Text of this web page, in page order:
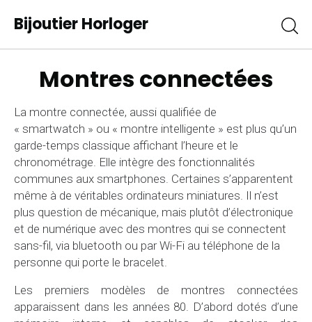
Bijoutier Horloger
Montres connectées
La montre connectée, aussi qualifiée de
« smartwatch » ou « montre intelligente » est plus qu’un
garde-temps classique affichant l’heure et le
chronométrage. Elle intègre des fonctionnalités
communes aux smartphones. Certaines s’apparentent
même à de véritables ordinateurs miniatures. Il n’est
plus question de mécanique, mais plutôt d’électronique
et de numérique avec des montres qui se connectent
sans-fil, via bluetooth ou par Wi-Fi au téléphone de la
personne qui porte le bracelet.
Les premiers modèles de montres connectées
apparaissent dans les années 80. D’abord dotés d’une